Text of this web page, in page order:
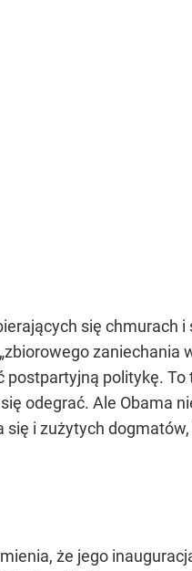
się chmurach
zaniechania
postpartyjną politykę. To
odegrać. Ale Obama
i zużytych
że jego